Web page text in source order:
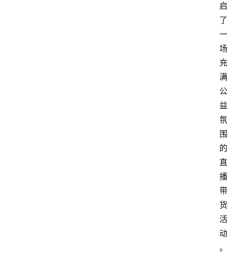
启
了
一
场
充
满
公
益
氛
围
的
直
播
带
货
活
动
。